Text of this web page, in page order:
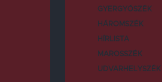
GYERGYÓSZÉK
HÁROMSZÉK
HÍRLISTA
MAROSSZÉK
UDVARHELYSZÉK